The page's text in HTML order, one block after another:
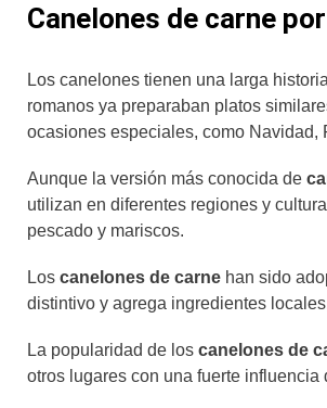
Canelones de carne
Los canelones tienen una larga
romanos ya preparaban platos
ocasiones especiales, como Navidad,
Aunque la versión más conocida de
utilizan en diferentes regiones y
pescado y mariscos.
Los canelones de carne han sido
distintivo y agrega ingredientes
La popularidad de los canelones de
otros lugares con una fuerte influencia